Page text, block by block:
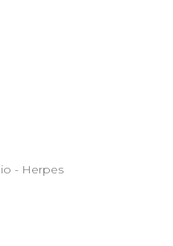
- Herpes